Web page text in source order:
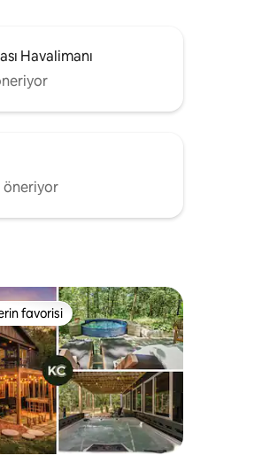
Havalimanı
öneriyor
favorilerinden en beğenilenler arasında
favorisi